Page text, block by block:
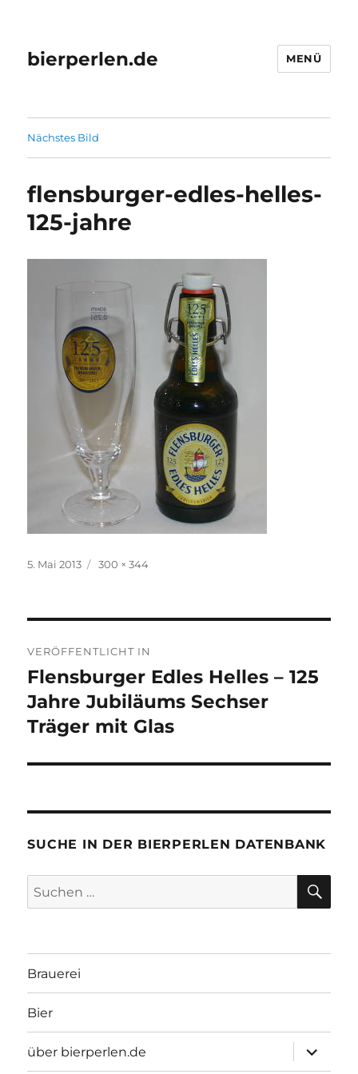
bierperlen.de MENÜ
Nächstes Bild
flensburger-edles-helles-
125-jahre
Veröffentlicht
5. Mai 2013 Originalgröße
300 × 344
VERÖFFENTLICHT IN
Flensburger Edles Helles – 125
Jahre Jubiläums Sechser
Träger mit Glas
SUCHE IN DER BIERPERLEN DATENBANK
Suchen
nach:
Brauerei
Bier
über bierperlen.de
öffnen